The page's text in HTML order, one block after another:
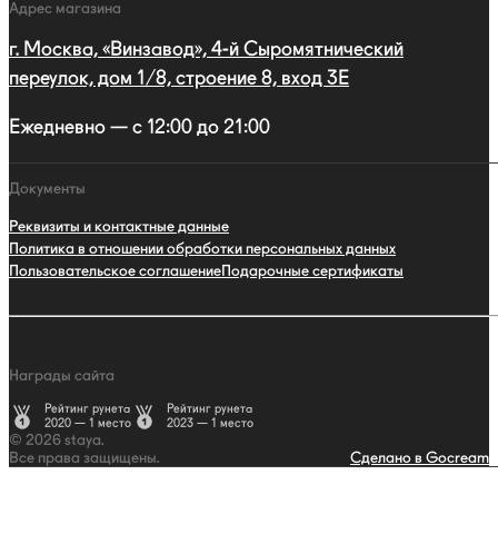
Адрес магазина
г. Москва, «Винзавод», 4-й Сыромятнический
переулок, дом 1/8, строение 8, вход 3E
Ежедневно — с 12:00 до 21:00
Документы
Реквизиты и контактные данные
Политика в отношении обработки персональных данных
Пользовательское соглашениеПодарочные сертификаты
Награды сайта
Рейтинг рунета
2020 — 1 место
Рейтинг рунета
2023 — 1 место
© 2026 staya.
Все права защищены.
Сделано в Gocream